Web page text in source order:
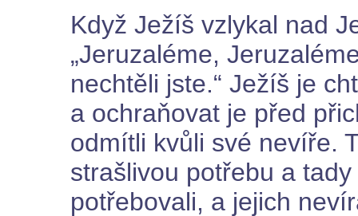
Když Ježíš vzlykal nad
„Jeruzaléme,
nechtěli jste.“ Ježíš je
a ochraňovat je před
odmítli kvůli své nevíře.
strašlivou potřebu a
potřebovali, a jejich